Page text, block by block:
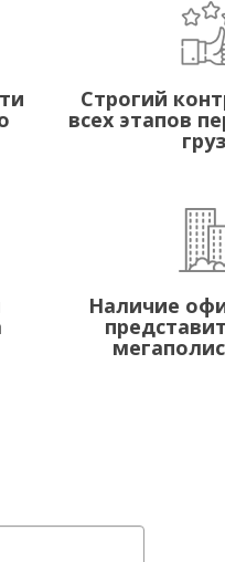
Строгий
всех этапов
Наличие